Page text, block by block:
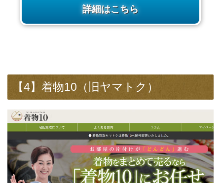
詳細はこちら
【4】着物10（旧ヤマトク）